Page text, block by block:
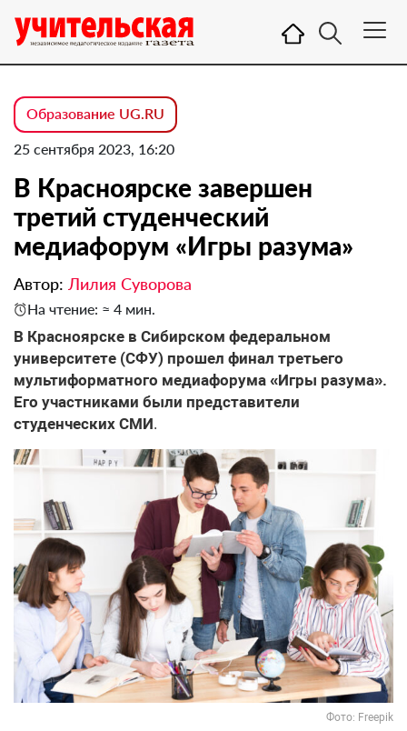
Образование UG.RU
25 сентября 2023, 16:20
В Красноярске завершен
третий студенческий
медиафорум «Игры разума»
Автор: Лилия Суворова
На чтение: ≈ 4 мин.
В Красноярске в Сибирском федеральном
университете (СФУ) прошел финал третьего
мультиформатного медиафорума «Игры разума».
Его участниками были представители
студенческих СМИ.
Фото: Freepik